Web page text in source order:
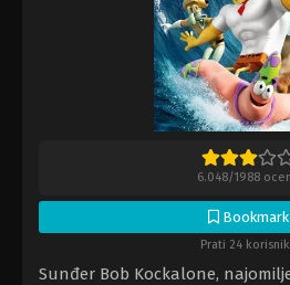
6.048/1988
Bookmark
Prati 24
Sunđer Bob Kockalone,